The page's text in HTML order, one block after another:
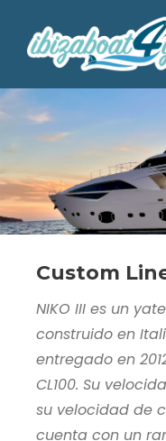
Custom
NIKO III es un
construido en
entregado en
CL100. Su
su velocidad de
cuenta con un